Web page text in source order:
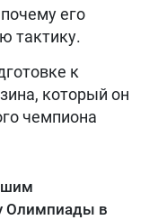
его
тактику.
к
который он
чемпиона
Олимпиады в